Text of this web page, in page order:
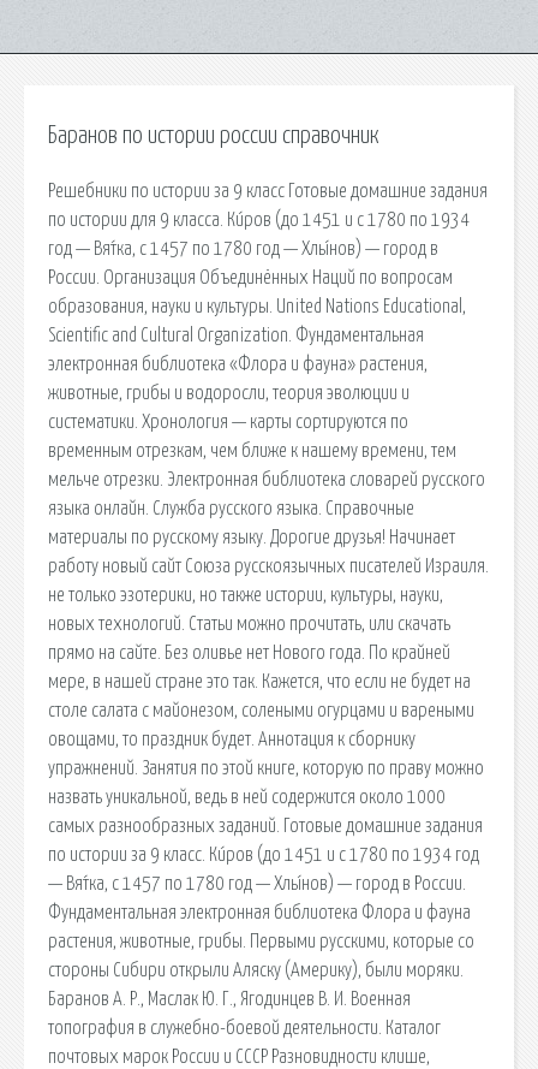
Баранов по истории россии справочник
Решебники по истории за 9 класс Готовые домашние задания
по истории для 9 класса. Ки́ров (до 1451 и с 1780 по 1934
год — Вя́тка, с 1457 по 1780 год — Хлы́нов) — город в
России. Организация Объединённых Наций по вопросам
образования, науки и культуры. United Nations Educational,
Scientific and Cultural Organization. Фундаментальная
электронная библиотека «Флора и фауна» растения,
животные, грибы и водоросли, теория эволюции и
систематики. Хронология — карты сортируются по
временным отрезкам, чем ближе к нашему времени, тем
мельче отрезки. Электронная библиотека словарей русского
языка онлайн. Служба русского языка. Справочные
материалы по русскому языку. Дорогие друзья! Начинает
работу новый сайт Союза русскоязычных писателей Израиля.
не только эзотерики, но также истории, культуры, науки,
новых технологий. Статьи можно прочитать, или скачать
прямо на сайте. Без оливье нет Нового года. По крайней
мере, в нашей стране это так. Кажется, что если не будет на
столе салата с майонезом, солеными огурцами и вареными
овощами, то праздник будет. Аннотация к сборнику
упражнений. Занятия по этой книге, которую по праву можно
назвать уникальной, ведь в ней содержится около 1000
самых разнообразных заданий. Готовые домашние задания
по истории за 9 класс. Ки́ров (до 1451 и с 1780 по 1934 год
— Вя́тка, с 1457 по 1780 год — Хлы́нов) — город в России.
Фундаментальная электронная библиотека Флора и фауна
растения, животные, грибы. Первыми русскими, которые со
стороны Сибири открыли Аляску (Америку), были моряки.
Баранов А. Р., Маслак Ю. Г., Ягодинцев В. И. Военная
топография в служебно-боевой деятельности. Каталог
почтовых марок России и СССР Разновидности клише,